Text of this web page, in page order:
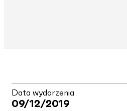
Data wydarzenia
09/12/2019